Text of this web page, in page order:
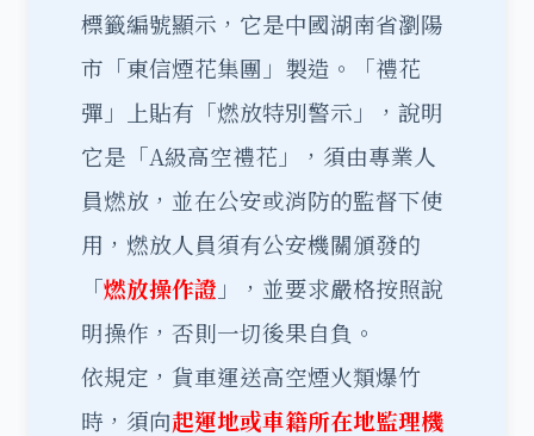
標籤編號顯示，它是中國湖南省瀏陽
市「東信煙花集團」製造。「禮花
彈」上貼有「燃放特別警示」，說明
它是「A級高空禮花」，須由專業人
員燃放，並在公安或消防的監督下使
用，燃放人員須有公安機關頒發的
「燃放操作證 」，並要求嚴格按照說
明操作，否則一切後果自負。
依規定，貨車運送高空煙火類爆竹
時，須向起運地或車籍所在地監理機